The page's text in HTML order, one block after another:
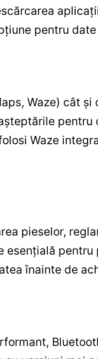
pentru
Waze) cât
Waze
pieselor,
esențială pentru
înainte de